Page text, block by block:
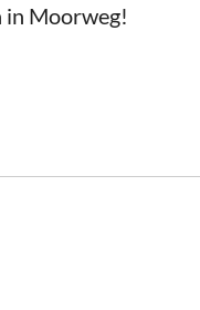
in Moorweg!